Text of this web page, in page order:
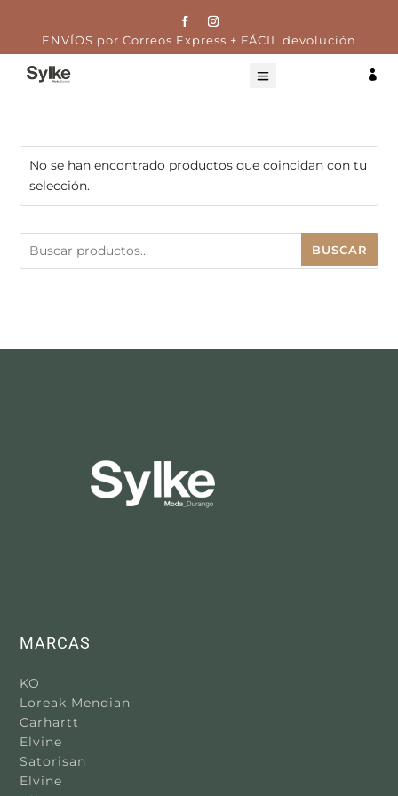
ENVÍOS por Correos Express + FÁCIL devolución

No se han encontrado productos que coincidan con tu
selección.
BUSCAR
MARCAS
KO
Loreak Mendian
Carhartt
Elvine
Satorisan
Elvine